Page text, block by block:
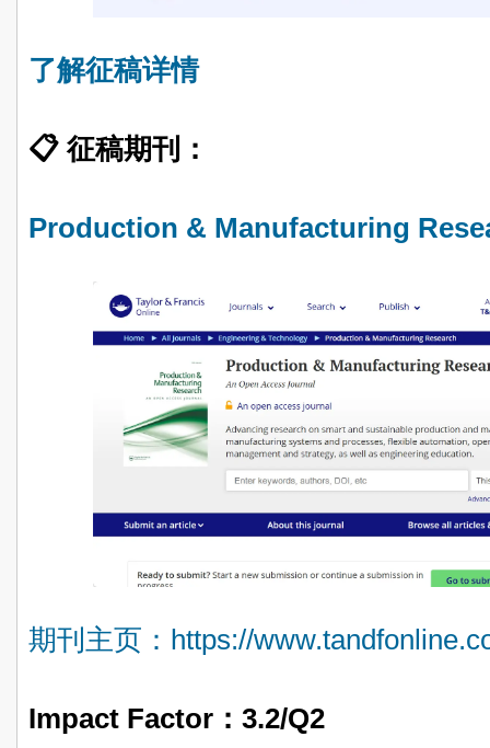
了解征稿详情
📋 征稿期刊：
Production & Manufacturing
期刊主页：https://
Impact Factor： 3.2/Q2